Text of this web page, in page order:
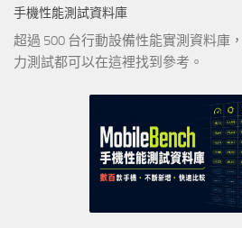
手機性能測試資料庫
超過 500 台行動設備性能實測資料庫
力測試都可以在這裡找到參考。